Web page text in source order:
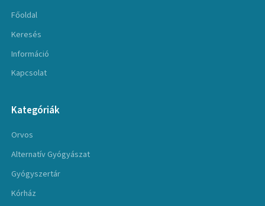
Főoldal
Keresés
Információ
Kapcsolat
Kategóriák
Orvos
Alternatív Gyógyászat
Gyógyszertár
Kórház